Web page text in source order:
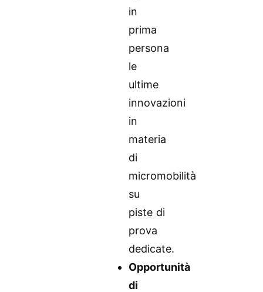
in
prima
persona
le
ultime
innovazioni
in
materia
di
micromobilità
su
piste di
prova
dedicate.
Opportunità
di